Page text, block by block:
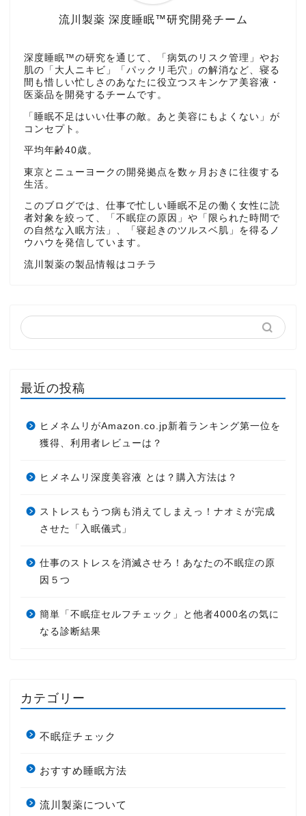
流川製薬 深度睡眠™研究開発チーム
深度睡眠™の研究を通じて、「病気のリスク管理」やお
肌の「大人ニキビ」「パックリ毛穴」の解消など、寝る
間も惜しい忙しさのあなたに役立つスキンケア美容液・
医薬品を開発するチームです。
「睡眠不足はいい仕事の敵。あと美容にもよくない」が
コンセプト。
平均年齢40歳。
東京とニューヨークの開発拠点を数ヶ月おきに往復する
生活。
このブログでは、仕事で忙しい睡眠不足の働く女性に読
者対象を絞って、「不眠症の原因」や「限られた時間で
の自然な入眠方法」、「寝起きのツルスベ肌」を得るノ
ウハウを発信しています。
流川製薬の製品情報はコチラ
最近の投稿
ヒメネムリがAmazon.co.jp新着ランキング第一位を
獲得、利用者レビューは？
ヒメネムリ深度美容液 とは？購入方法は？
ストレスもうつ病も消えてしまえっ！ナオミが完成
させた「入眠儀式」
仕事のストレスを消滅させろ！あなたの不眠症の原
因５つ
簡単「不眠症セルフチェック」と他者4000名の気に
なる診断結果
カテゴリー
不眠症チェック
おすすめ睡眠方法
流川製薬について